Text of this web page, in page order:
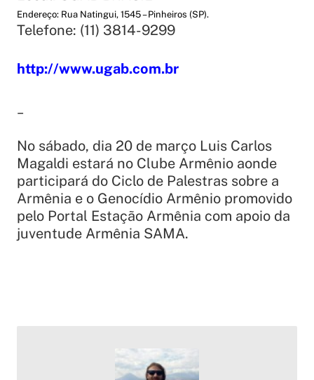
Endereço: Rua Natingui, 1545 – Pinheiros (SP).
Telefone: (11) 3814-9299
http://www.ugab.com.br
No sábado, dia 20 de março Luis Carlos
Magaldi estará no Clube Armênio aonde
participará do Ciclo de Palestras sobre a
Armênia e o Genocídio Armênio promovido
pelo Portal Estação Armênia com apoio da
juventude Armênia SAMA.